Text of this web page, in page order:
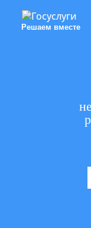
Решаем вместе